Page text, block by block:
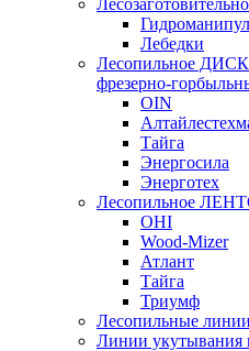
Лебедки
Лесопильное
фрезерно-
OIN
Тайга
Энергосила
Энерготех
Лесопильное
OHI
Wood-Mizer
Атлант
Тайга
Триумф
Лесопильные линии
Линии укутывания